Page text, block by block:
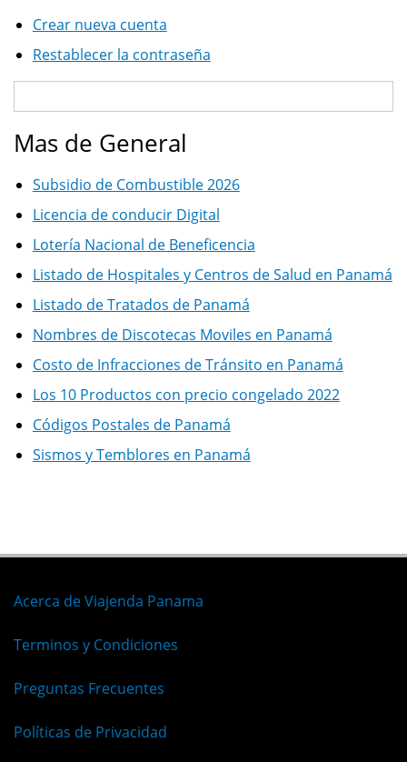
Crear nueva cuenta
Restablecer la contraseña
Mas de General
Subsidio de Combustible 2026
Licencia de conducir Digital
Lotería Nacional de Beneficencia
Listado de Hospitales y Centros de Salud en Panamá
Listado de Tratados de Panamá
Nombres de Discotecas Moviles en Panamá
Costo de Infracciones de Tránsito en Panamá
Los 10 Productos con precio congelado 2022
Códigos Postales de Panamá
Sismos y Temblores en Panamá
Acerca de Viajenda Panama
Terminos y Condiciones
Preguntas Frecuentes
Políticas de Privacidad